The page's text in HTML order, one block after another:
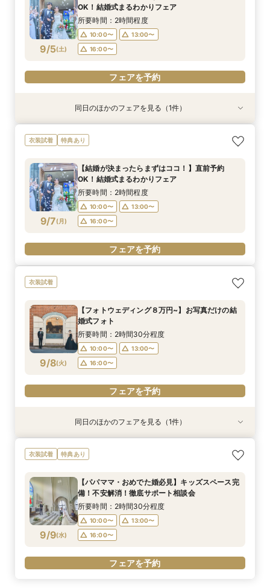
9/5(土)
OK！結婚式まるわかりフェア
所要時間：2時間程度
10:00〜
13:00〜
16:00〜
フェアを予約
特典あり
9/5(土)
【パパママ・おめでた婚必見】キッズスペース完
備！不安解消！徹底サポート相談会
10:00〜
13:00〜
16:00〜
フェアを予約
同日のほかのフェアを見る（1件）
衣装試着 特典あり
9/7(月)
【結婚が決まったらまずはココ！】直前予約
OK！結婚式まるわかりフェア
所要時間：2時間程度
10:00〜
13:00〜
16:00〜
フェアを予約
衣装試着
9/8(火)
【フォトウェディング８万円~】お写真だけの結
婚式フォト
所要時間：2時間30分程度
10:00〜
13:00〜
16:00〜
フェアを予約
特典あり
9/8(火)
【結婚が決まったらまずはココ！】直前予約
OK！結婚式まるわかりフェア
10:00〜
13:00〜
16:00〜
フェアを予約
同日のほかのフェアを見る（1件）
衣装試着 特典あり
9/9(水)
【パパママ・おめでた婚必見】キッズスペース完
備！不安解消！徹底サポート相談会
所要時間：2時間30分程度
10:00〜
13:00〜
16:00〜
フェアを予約